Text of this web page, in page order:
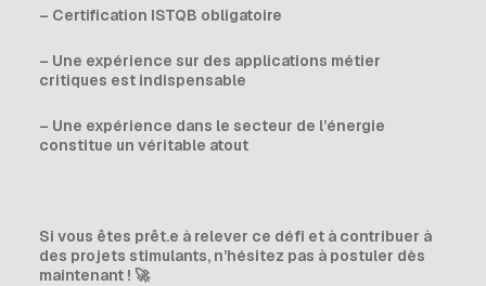
– Certification ISTQB obligatoire
– Une expérience sur des applications métier
critiques est indispensable
– Une expérience dans le secteur de l’énergie
constitue un véritable atout
Si vous êtes prêt.e à relever ce défi et à contribuer à
des projets stimulants, n’hésitez pas à postuler dès
maintenant ! 🚀